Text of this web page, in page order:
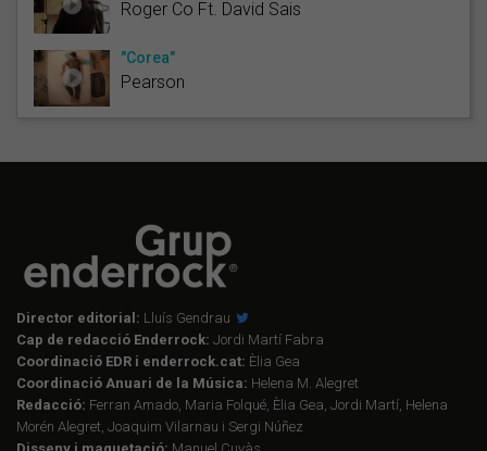
Roger Co Ft. David Sais
"Corea"
Pearson
Director editorial: Lluís Gendrau
Cap de redacció Enderrock: Jordi Martí Fabra
Coordinació EDR i enderrock.cat: Èlia Gea
Coordinació Anuari de la Música: Helena M. Alegret
Redacció: Ferran Amado, Maria Folqué, Èlia Gea, Jordi Martí, Helena
Morén Alegret, Joaquim Vilarnau i Sergi Núñez